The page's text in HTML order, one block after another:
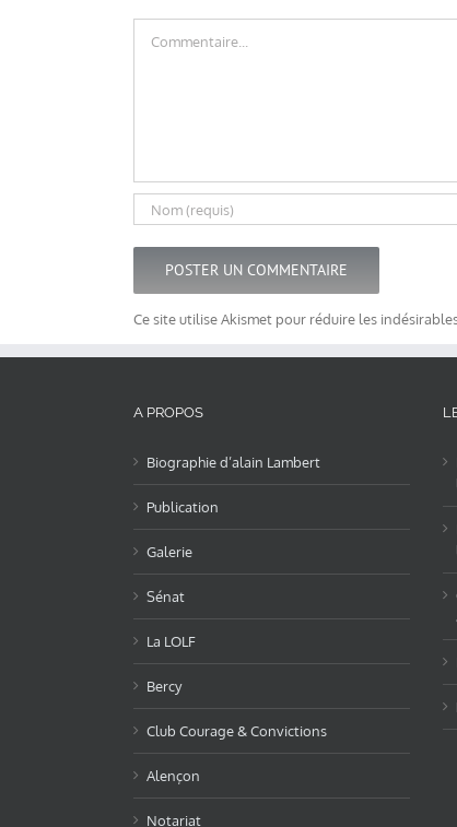
Ce site utilise Akismet pour réduire les
A PROPOS
Biographie d’alain Lambert
Publication
Galerie
Sénat
La LOLF
Bercy
Club Courage & Convictions
Alençon
Notariat